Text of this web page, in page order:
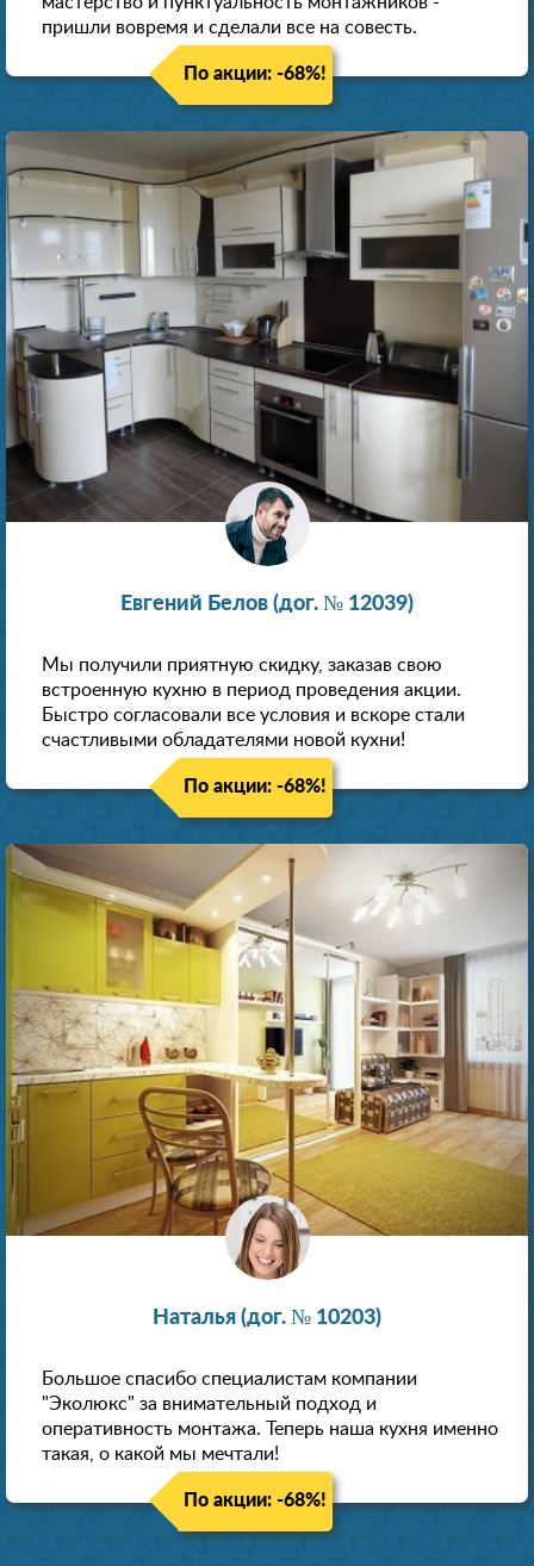
пришли вовремя и сделали все на совесть.
По акции: -68%!
Евгений Белов (дог. № 12039)
Мы получили приятную скидку, заказав свою
встроенную кухню в период проведения акции.
Быстро согласовали все условия и вскоре стали
счастливыми обладателями новой кухни!
По акции: -68%!
Наталья (дог. № 10203)
Большое спасибо специалистам компании
"Эколюкс" за внимательный подход и
оперативность монтажа. Теперь наша кухня именно
такая, о какой мы мечтали!
По акции: -68%!